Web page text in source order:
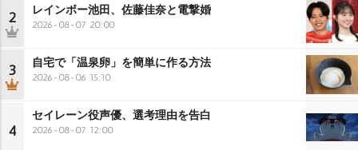
2 レインボー池田、佐藤佳奈と電撃婚
2026-08-07 20:00
3 自宅で「温泉卵」を簡単に作る方法
2026-08-06 15:10
4
セイレーン役声優、選考理由を告白
2026-08-07 12:00